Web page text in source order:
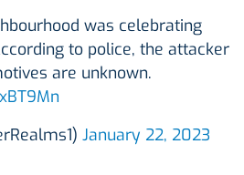
was celebrating
to police, the attacker
are unknown.
January 22, 2023